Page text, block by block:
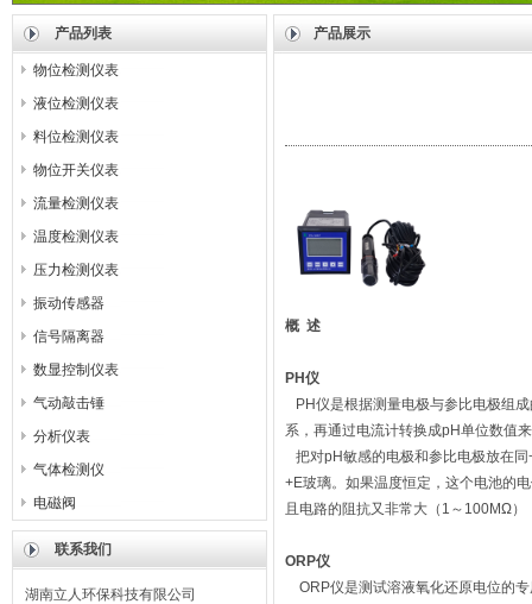
产品列表
物位检测仪表
液位检测仪表
料位检测仪表
物位开关仪表
流量检测仪表
温度检测仪表
压力检测仪表
振动传感器
信号隔离器
数显控制仪表
气动敲击锤
分析仪表
气体检测仪
电磁阀
联系我们
湖南立人环保科技有限公司
产品展示
概 述
PH 仪
PH仪是根据测量电极与参比电极组
系，再通过电流计转换成pH单位数值
把对pH敏感的电极和参比电极放在
+E玻璃。如果温度恒定，这个电池的
且电路的阻抗又非常大（1～100MΩ
ORP仪
ORP仪是测试溶液氧化还原电位的